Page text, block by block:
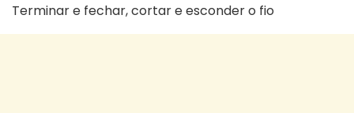
Terminar e fechar, cortar e esconder o fio